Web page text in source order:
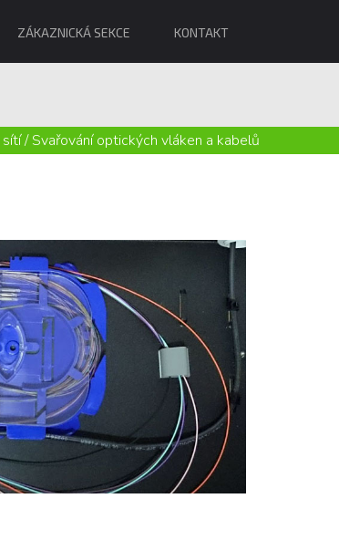
ZÁKAZNICKÁ SEKCE KONTAKT
sítí/Svařování optických vláken a kabelů